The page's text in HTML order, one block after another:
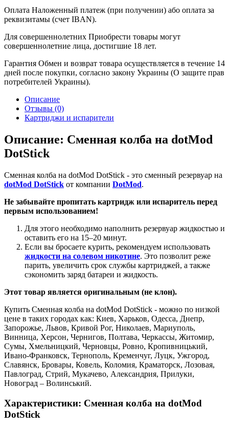
Оплата Наложенный платеж (при получении) або оплата за
реквизитамы (счет IBAN).
Для совершеннолетних Приобрести товары могут
совершеннолетние лица, достигшие 18 лет.
Гарантия Обмен и возврат товара осуществляется в течение 14
дней после покупки, согласно закону Украины (О защите прав
потребителей Украины).
Описание
Отзывы (0)
Картриджи и испарители
Описание: Сменная колба на dotMod
DotStick
Сменная колба на dotMod DotStick - это сменный резервуар на
dotMod DotStick от компании DotMod.
Не забывайте пропитать картридж или испаритель перед
первым использованием!
Для этого необходимо наполнить резервуар жидкостью и
оставить его на 15–20 минут.
Если вы бросаете курить, рекомендуем использовать
жидкости на солевом никотине. Это позволит реже
парить, увеличить срок службы картриджей, а также
сэкономить заряд батареи и жидкость.
Этот товар является оригинальным (не клон).
Купить Сменная колба на dotMod DotStick - можно по низкой
цене в таких городах как: Киев, Харьков, Одесса, Днепр,
Запорожье, Львов, Кривой Рог, Николаев, Мариуполь,
Винница, Херсон, Чернигов, Полтава, Черкассы, Житомир,
Сумы, Хмельницкий, Черновцы, Ровно, Кропивницький,
Ивано-Франковск, Тернополь, Кременчуг, Луцк, Ужгород,
Славянск, Бровары, Ковель, Коломия, Краматорск, Лозовая,
Павлоград, Стрий, Мукачево, Александрия, Прилуки,
Новоград – Волинський.
Характеристики: Сменная колба на dotMod
DotStick